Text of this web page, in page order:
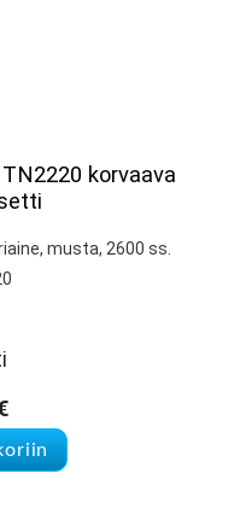
korvaava
musta, 2600 ss.